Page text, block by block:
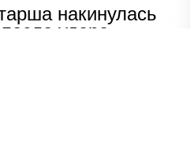
накинулась
удара